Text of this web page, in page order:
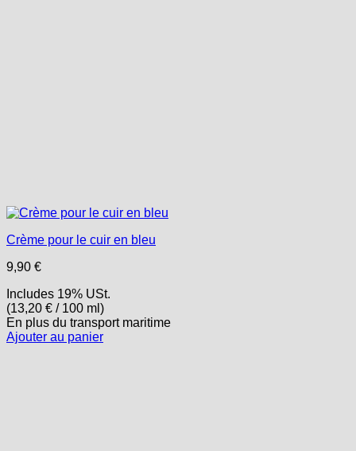
Crème pour le cuir en bleu
9,90 €
Includes 19% USt.
(13,20 € / 100 ml)
En plus du transportmaritime
Ajouter au panier